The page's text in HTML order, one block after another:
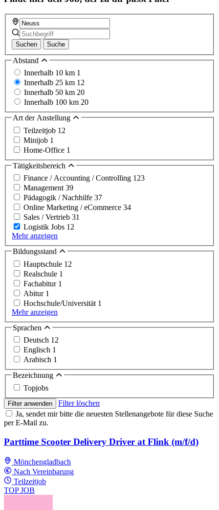
Suchen Suche
Abstand
Innerhalb 10 km 1
Innerhalb 25 km 12
Innerhalb 50 km 20
Innerhalb 100 km 20
Art der Anstellung
Teilzeitjob 12
Minijob 1
Home-Office 1
Tätigkeitsbereich
Finance / Accounting / Controlling 123
Management 39
Pädagogik / Nachhilfe 37
Online Marketing / eCommerce 34
Sales / Vertrieb 31
Logistik Jobs 12
Mehr anzeigen
Bildungsstand
Hauptschule 12
Realschule 1
Fachabitur 1
Abitur 1
Hochschule/Universität 1
Mehr anzeigen
Sprachen
Deutsch 12
Englisch 1
Arabisch 1
Bezeichnung
Topjobs
Filter anwenden
Filter löschen
Ja, sendet mir bitte die neuesten Stellenangebote für diese Suche
per E-Mail zu.
Parttime Scooter Delivery Driver at Flink (m/f/d)
Mönchengladbach
Nach Vereinbarung
Teilzeitjob
TOP JOB